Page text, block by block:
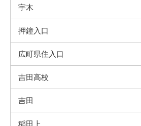
宇木
押鐘入口
広町県住入口
吉田高校
吉田
稲田上